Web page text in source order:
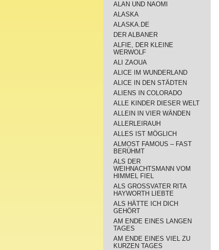
ALAN UND NAOMI
ALASKA
ALASKA.DE
DER ALBANER
ALFIE, DER KLEINE
WERWOLF
ALI ZAOUA
ALICE IM WUNDERLAND
ALICE IN DEN STÄDTEN
ALIENS IN COLORADO
ALLE KINDER DIESER WELT
ALLEIN IN VIER WÄNDEN
ALLERLEIRAUH
ALLES IST MÖGLICH
ALMOST FAMOUS – FAST
BERÜHMT
ALS DER
WEIHNACHTSMANN VOM
HIMMEL FIEL
ALS GROSSVATER RITA
HAYWORTH LIEBTE
ALS HÄTTE ICH DICH
GEHÖRT
AM ENDE EINES LANGEN
TAGES
AM ENDE EINES VIEL ZU
KURZEN TAGES